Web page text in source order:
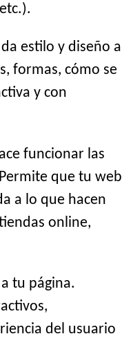
estilo y diseño a
formas, cómo se
y con
funcionar las
que tu web
a lo que hacen
online,
tu página.
del usuario